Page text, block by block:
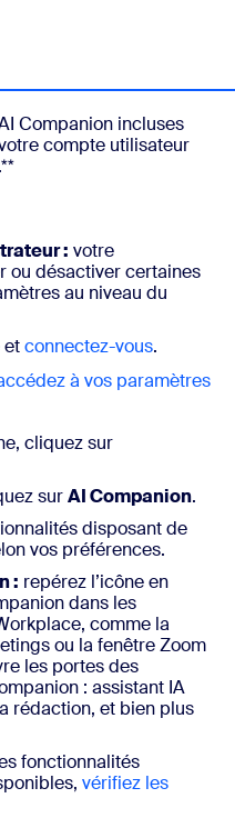
Companion incluses
compte utilisateur
: votre
ou désactiver certaines
au niveau du
etconnectez-vous.
à vos paramètres
cliquez sur
surAI Companion.
disposant de
vos préférences.
: repérez l’icône en
dans les
comme la
ou la fenêtre Zoom
les portes des
: assistant IA
rédaction, et bien plus
fonctionnalités
vérifiez les